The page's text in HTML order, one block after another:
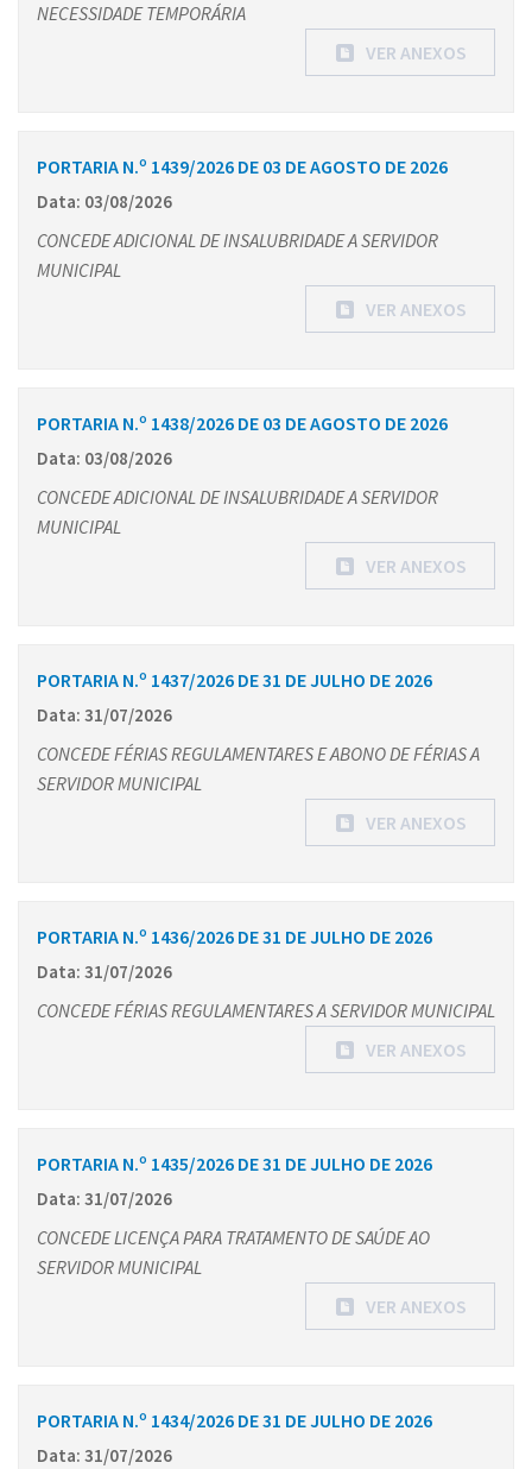
NECESSIDADE TEMPORÁRIA
VER ANEXOS
PORTARIA N.º 1439/2026 DE 03 DE AGOSTO DE 2026
Data: 03/08/2026
CONCEDE ADICIONAL DE INSALUBRIDADE A SERVIDOR
MUNICIPAL
VER ANEXOS
PORTARIA N.º 1438/2026 DE 03 DE AGOSTO DE 2026
Data: 03/08/2026
CONCEDE ADICIONAL DE INSALUBRIDADE A SERVIDOR
MUNICIPAL
VER ANEXOS
PORTARIA N.º 1437/2026 DE 31 DE JULHO DE 2026
Data: 31/07/2026
CONCEDE FÉRIAS REGULAMENTARES E ABONO DE FÉRIAS A
SERVIDOR MUNICIPAL
VER ANEXOS
PORTARIA N.º 1436/2026 DE 31 DE JULHO DE 2026
Data: 31/07/2026
CONCEDE FÉRIAS REGULAMENTARES A SERVIDOR MUNICIPAL
VER ANEXOS
PORTARIA N.º 1435/2026 DE 31 DE JULHO DE 2026
Data: 31/07/2026
CONCEDE LICENÇA PARA TRATAMENTO DE SAÚDE AO
SERVIDOR MUNICIPAL
VER ANEXOS
PORTARIA N.º 1434/2026 DE 31 DE JULHO DE 2026
Data: 31/07/2026